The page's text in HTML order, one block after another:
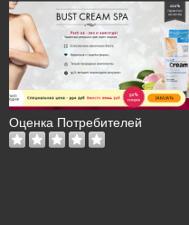
Оценка Потребителей